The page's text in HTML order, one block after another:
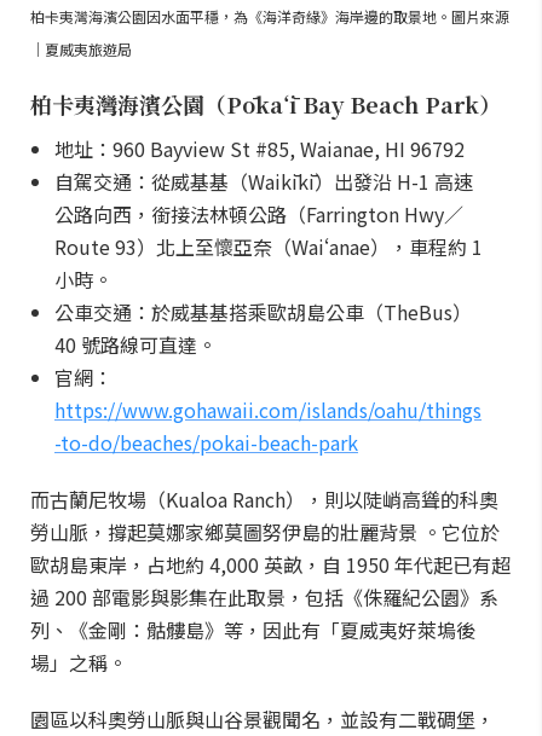
柏卡夷灣海濱公園因水面平穩，為《海洋奇緣》海岸邊的取景地。圖片來源
｜夏威夷旅遊局
柏卡夷灣海濱公園（Pōkaʻī Bay Beach Park）
地址：960 Bayview St #85, Waianae, HI 96792
自駕交通：從威基基（Waikīkī）出發沿 H-1 高速
公路向西，銜接法林頓公路（Farrington Hwy／
Route 93）北上至懷亞奈（Waiʻanae），車程約 1
小時。
公車交通：於威基基搭乘歐胡島公車（TheBus）
40 號路線可直達。
官網：
https://www.gohawaii.com/islands/oahu/things
-to-do/beaches/pokai-beach-park
而古蘭尼牧場（Kualoa Ranch），則以陡峭高聳的科奧
勞山脈，撐起莫娜家鄉莫圖努伊島的壯麗背景 。它位於
歐胡島東岸，占地約 4,000 英畝，自 1950 年代起已有超
過 200 部電影與影集在此取景，包括《侏羅紀公園》系
列、《金剛：骷髏島》等，因此有「夏威夷好萊塢後
場」之稱。
園區以科奧勞山脈與山谷景觀聞名，並設有二戰碉堡，